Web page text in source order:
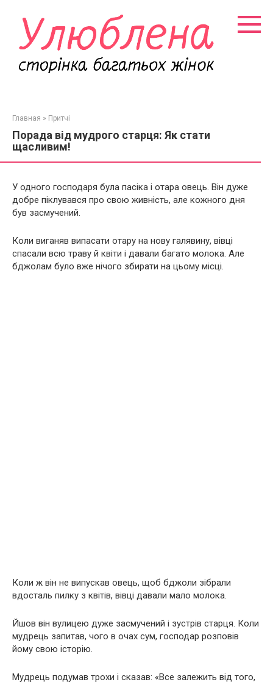
контенту
Главная » Притчі
Порада від мудрого старця: Як стати
щасливим!
У одного господаря була пасіка і отара овець. Він дуже
добре піклувався про свою живність, але кожного дня
був засмучений.
Коли виганяв випасати отару на нову галявину, вівці
спасали всю траву й квіти і давали багато молока. Але
бджолам було вже нічого збирати на цьому місці.
Коли ж він не випускав овець, щоб бджоли зібрали
вдосталь пилку з квітів, вівці давали мало молока.
Йшов він вулицею дуже засмучений і зустрів старця. Коли
мудрець запитав, чого в очах сум, господар розповів
йому свою історію.
Мудрець подумав трохи і сказав: «Все залежить від того,